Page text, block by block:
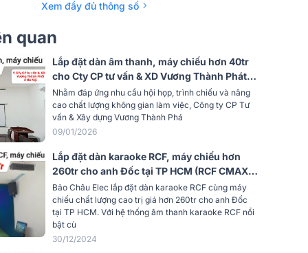
12000
1,07 tỷ màu sắc
1.5-1.65
F = 2.0-2.05, f = 15.843-17.445mm
Chênh lệch
1.1x
thị 30 "-300"
Xem đầy đủ thông số
quan
Lắp đặt dàn âm thanh, máy chiếu hơn 40tr
cho Cty CP tư vấn & XD Vương Thành Phát
tại Hà Nội (ITC T-776P, T-60DTB, MW560C,
…)
Nhằm đáp ứng nhu cầu hội họp, trình chiếu và nâng
cao chất lượng không gian làm việc, Công ty CP Tư
vấn & Xây dựng Vương Thành Phá
09/01/2026
Lắp đặt dàn karaoke RCF, máy chiếu hơn
260tr cho anh Đốc tại TP HCM (RCF CMAX
4112, IPS 2.5K, BPC-R500, S15, BS9800,
M8...)
Bảo Châu Elec lắp đặt dàn karaoke RCF cùng máy
chiếu chất lượng cao trị giá hơn 260tr cho anh Đốc
tại TP HCM. Với hệ thống âm thanh karaoke RCF nổi
bật cù
30/12/2024